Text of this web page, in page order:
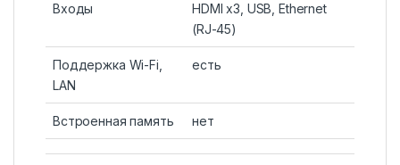
Входы
HDMI x3, USB, Ethernet
(RJ-45)
Поддержка Wi-Fi,
LAN
есть
Встроенная память нет